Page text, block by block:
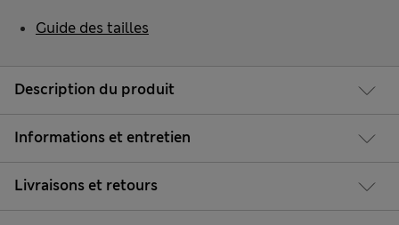
Description du produit
Informations et entretien
Livraisons et retours
Guide des tailles